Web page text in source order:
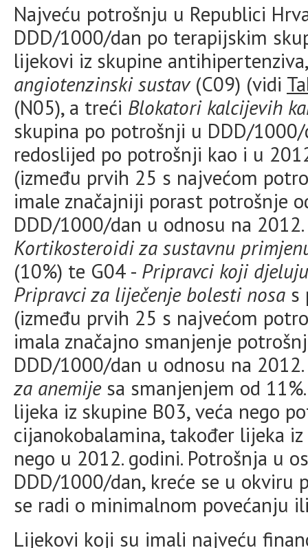
Najveću potrošnju u Republici
DDD/1000/dan po terapijskim
lijekovi iz skupine
angiotenzinski sustav(C09) (vidi
(N05), a treći Blokatori kalcijevih
skupina po potrošnji u DDD/
redoslijed po potrošnji kao i u
(između prvih 25 s najvećom
imale značajniji porast potrošnje
DDD/1000/dan u odnosu na
Kortikosteroidi za sustavnu
(10%) te G04 - Pripravci koji
Pripravci za liječenje bolesti nosa s
(između prvih 25 s najvećom
imala značajno smanjenje
DDD/1000/dan u odnosu na
za anemijesa smanjenjem od
lijeka iz skupine B03, veća nego
cijanokobalamina, također lijeka
nego u 2012. godini. Potrošnja u
DDD/1000/dan, kreće se u okviru
se radi o minimalnom povećanju
Lijekovi koji su imali najveću